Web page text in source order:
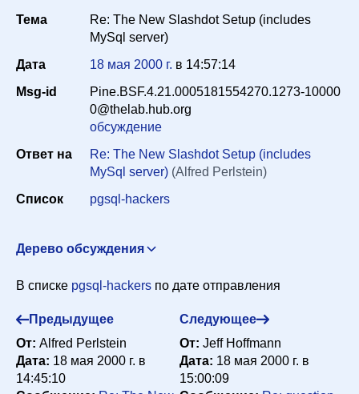
Период
Искать
Тема
Re: The New Slashdot Setup (includes
MySql server)
Дата
18 мая 2000 г. в 14:57:14
Msg-id
Pine.BSF.4.21.0005181554270.1273-10000
0@thelab.hub.org
обсуждение
Ответ на
Re: The New Slashdot Setup (includes
MySql server) (Alfred Perlstein)
Список
pgsql-hackers
Дерево обсуждения
<mascarm@mascari.com> 20 мая 2000 г. в 23:48:23
Re: MySQL crashme test and PostgreSQL "Matthias
Re: Re: MySQL crashme test and PostgreSQL
Benjamin Adida <ben@mit.edu> 21 мая 2000 г. в
10:34:14
В списке pgsql-hackers по дате отправления
Предыдущее
От: Alfred Perlstein
Дата: 18 мая 2000 г. в
14:45:10
Следующее
От: Jeff Hoffmann
Дата: 18 мая 2000 г. в
15:00:09